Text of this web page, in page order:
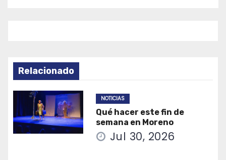
Relacionado
NOTICIAS
Qué hacer este fin de
semana en Moreno
Jul 30, 2026